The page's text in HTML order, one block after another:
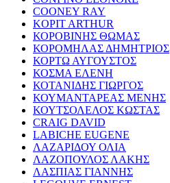
COONEY RAY
KOPIT ARTHUR
ΚΟΡΟΒΙΝΗΣ ΘΩΜΑΣ
ΚΟΡΟΜΗΛΑΣ ΔΗΜΗΤΡΙΟΣ
ΚΟΡΤΩ ΑΥΓΟΥΣΤΟΣ
ΚΟΣΜΑ ΕΛΕΝΗ
ΚΟΤΑΝΙΔΗΣ ΓΙΩΡΓΟΣ
ΚΟΥΜΑΝΤΑΡΕΑΣ ΜΕΝΗΣ
ΚΟΥΤΣΟΛΕΛΟΣ ΚΩΣΤΑΣ
CRAIG DAVID
LABICHE EUGENE
ΛΑΖΑΡΙΔΟΥ ΟΛΙΑ
ΛΑΖΟΠΟΥΛΟΣ ΛΑΚΗΣ
ΛΑΣΠΙΑΣ ΓΙΑΝΝΗΣ